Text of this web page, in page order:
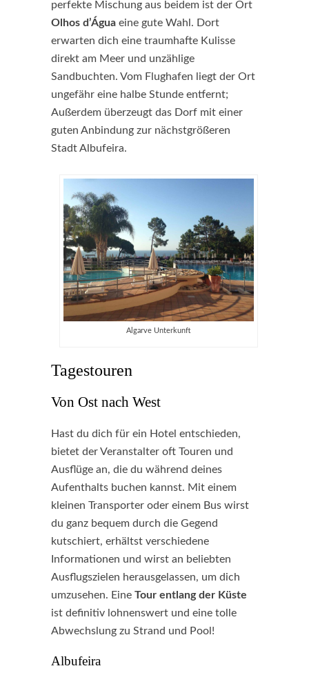
perfekte Mischung aus beidem ist der Ort
Olhos d’Água eine gute Wahl. Dort
erwarten dich eine traumhafte Kulisse
direkt am Meer und unzählige
Sandbuchten. Vom Flughafen liegt der Ort
ungefähr eine halbe Stunde entfernt;
Außerdem überzeugt das Dorf mit einer
guten Anbindung zur nächstgrößeren
Stadt Albufeira.
Algarve Unterkunft
Tagestouren
Von Ost nach West
Hast du dich für ein Hotel entschieden,
bietet der Veranstalter oft Touren und
Ausflüge an, die du während deines
Aufenthalts buchen kannst. Mit einem
kleinen Transporter oder einem Bus wirst
du ganz bequem durch die Gegend
kutschiert, erhältst verschiedene
Informationen und wirst an beliebten
Ausflugszielen herausgelassen, um dich
umzusehen. Eine Tour entlang der Küste
ist definitiv lohnenswert und eine tolle
Abwechslung zu Strand und Pool!
Albufeira